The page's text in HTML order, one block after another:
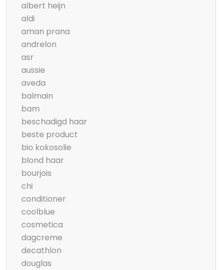
albert heijn
aldi
aman prana
andrelon
asr
aussie
aveda
balmain
bam
beschadigd haar
beste product
bio kokosolie
blond haar
bourjois
chi
conditioner
coolblue
cosmetica
dagcreme
decathlon
douglas